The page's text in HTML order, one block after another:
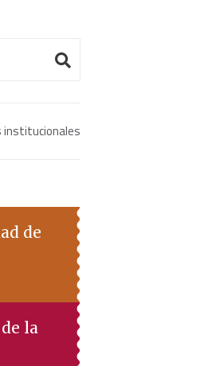
institucionales
de
la